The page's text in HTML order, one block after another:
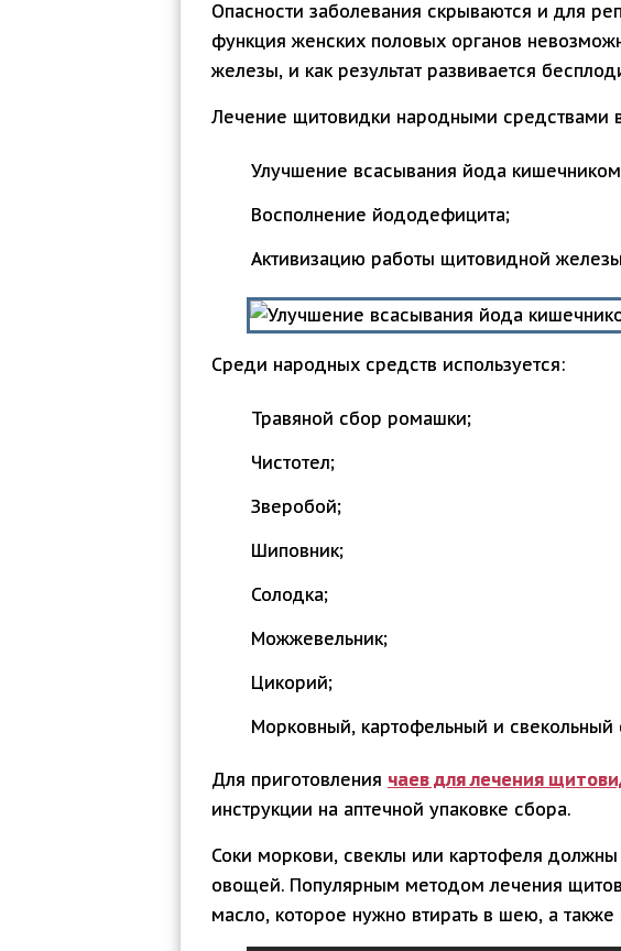
Опасности заболевания скрываются и для
функция женских половых органов
железы, и как результат развивается
Лечение щитовидки народными средствами
Улучшение всасывания йода
Восполнение йододефицита;
Активизацию работы щитовидной
Среди народных средств используется:
Травяной сбор ромашки;
Чистотел;
Зверобой;
Шиповник;
Солодка;
Можжевельник;
Цикорий;
Морковный, картофельный и свекольный
Для приготовления чаев для лечения
инструкции на аптечной упаковке сбора.
Соки моркови, свеклы или картофеля
овощей. Популярным методом лечения
масло, которое нужно втирать в шею, а